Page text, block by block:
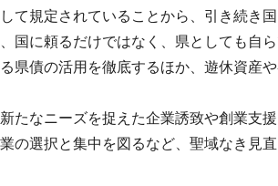
て規定されていることから、引き続き
国に頼るだけではなく、県としても自
県債の活用を徹底するほか、遊休資産
たなニーズを捉えた企業誘致や創業支
の選択と集中を図るなど、聖域なき見